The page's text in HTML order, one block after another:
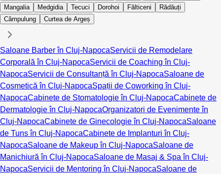
Mangalia
Medgidia Tecuci Dorohoi Fălticeni
Rădăuți
Câmpulung
Curtea de Argeș
Saloane Barber în Cluj-NapocaServicii de Remodelare
Corporală în Cluj-NapocaServicii de Coaching în Cluj-
NapocaServicii de Consultanță în Cluj-NapocaSaloane de
Cosmetică în Cluj-NapocaSpații de Coworking în Cluj-
NapocaCabinete de Stomatologie în Cluj-NapocaCabinete de
Dermatologie în Cluj-NapocaOrganizatori de Evenimente în
Cluj-NapocaCabinete de Ginecologie în Cluj-NapocaSaloane
de Tuns în Cluj-NapocaCabinete de Implanturi în Cluj-
NapocaSaloane de Makeup în Cluj-NapocaSaloane de
Manichiură în Cluj-NapocaSaloane de Masaj & Spa în Cluj-
NapocaServicii de Mentoring în Cluj-NapocaSaloane de